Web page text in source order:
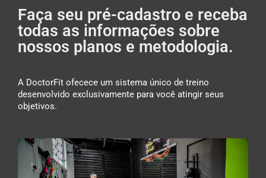
Faça seu pré-cadastro e receba
todas as informações sobre
nossos planos e metodologia.
A DoctorFit ofecece um sistema único de treino
desenvolvido exclusivamente para você atingir seus
objetivos.